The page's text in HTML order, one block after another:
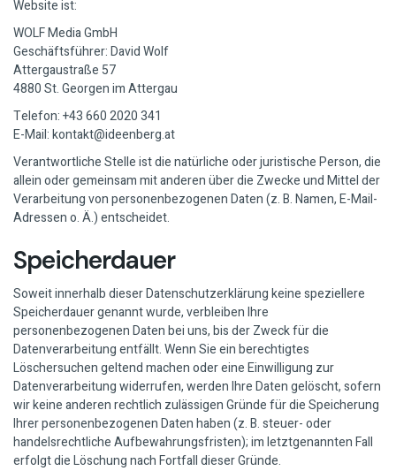
Website ist:
WOLF Media GmbH
Geschäftsführer: David Wolf
Attergaustraße 57
4880 St. Georgen im Attergau
Telefon: +43 660 2020 341
E-Mail: kontakt@ideenberg.at
Verantwortliche Stelle ist die natürliche oder juristische Person, die
allein oder gemeinsam mit anderen über die Zwecke und Mittel der
Verarbeitung von personenbezogenen Daten (z. B. Namen, E-Mail-
Adressen o. Ä.) entscheidet.
Speicherdauer
Soweit innerhalb dieser Datenschutzerklärung keine speziellere
Speicherdauer genannt wurde, verbleiben Ihre
personenbezogenen Daten bei uns, bis der Zweck für die
Datenverarbeitung entfällt. Wenn Sie ein berechtigtes
Löschersuchen geltend machen oder eine Einwilligung zur
Datenverarbeitung widerrufen, werden Ihre Daten gelöscht, sofern
wir keine anderen rechtlich zulässigen Gründe für die Speicherung
Ihrer personenbezogenen Daten haben (z. B. steuer- oder
handelsrechtliche Aufbewahrungsfristen); im letztgenannten Fall
erfolgt die Löschung nach Fortfall dieser Gründe.